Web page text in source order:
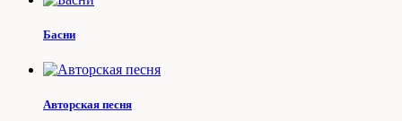
Басни
Авторская песня